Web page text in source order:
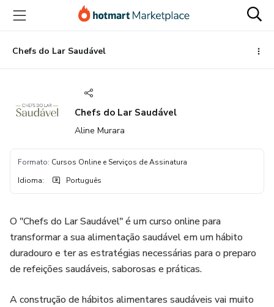
para
conteúdo
principal
para
pagamento
para
rodapé
Chefs do Lar Saudável
Chefs do Lar Saudável
Aline Murara
Formato: Cursos Online e Serviços de Assinatura
Idioma: Português
O "Chefs do Lar Saudável" é um curso online para
transformar a sua alimentação saudável em um hábito
duradouro e ter as estratégias necessárias para o preparo
de refeições saudáveis, saborosas e práticas.
A construção de hábitos alimentares saudáveis vai muito